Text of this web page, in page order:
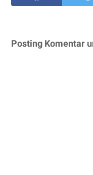
Posting Komentar